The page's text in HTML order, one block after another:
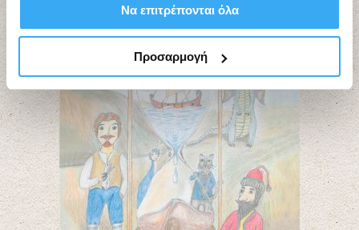
Να επιτρέπονται όλα
Προσαρμογή